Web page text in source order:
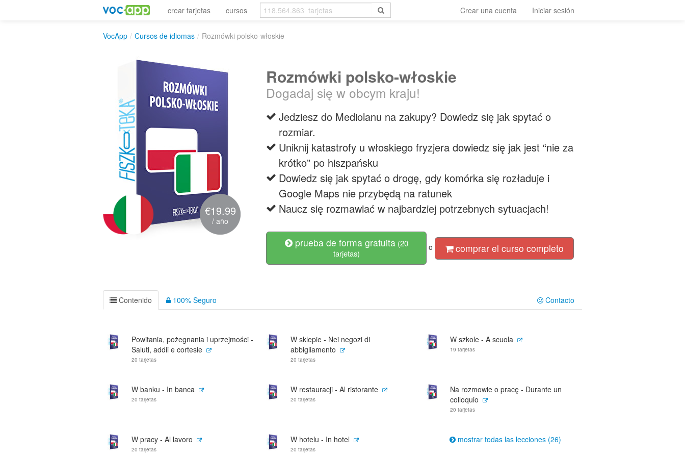
crear tarjetas cursos Crear una cuenta Iniciar sesión
VocApp / Cursos de idiomas / Rozmówki polsko-włoskie
€19.99
/ año
Rozmówki polsko-włoskie
Dogadaj się w obcym kraju!
Jedziesz do Mediolanu na zakupy? Dowiedz się jak spytać o
rozmiar.
Uniknij katastrofy u włoskiego fryzjera dowiedz się jak jest “nie za
krótko” po hiszpańsku
Dowiedz się jak spytać o drogę, gdy komórka się rozładuje i
Google Maps nie przybędą na ratunek
Naucz się rozmawiać w najbardziej potrzebnych sytuacjach!
prueba de forma gratuita (20
tarjetas)
o comprar el curso completo
Contenido 100% Seguro Contacto
Powitania, pożegnania i uprzejmości -
Saluti, addii e cortesie
20 tarjetas
W sklepie - Nei negozi di
abbigliamento
20 tarjetas
W szkole - A scuola
19 tarjetas
W banku - In banca
20 tarjetas
W restauracji - Al ristorante
20 tarjetas
Na rozmowie o pracę - Durante un
colloquio
20 tarjetas
W pracy - Al lavoro
20 tarjetas
W hotelu - In hotel
20 tarjetas
mostrar todas las lecciones (26)